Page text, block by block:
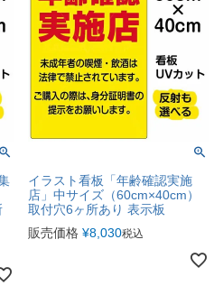
イラスト看板「年齢確認実施
店」中サイズ（60cm×40cm）
取付穴6ヶ所あり 表示板
販売価格 ¥8,030税込